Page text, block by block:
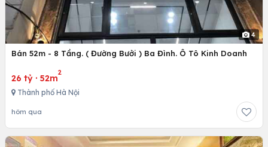
4
Bán 52m - 8 Tầng. ( Đường Bưởi ) Ba Đình. Ô Tô Kinh Doanh
26 tỷ · 52m
2
Thành phố Hà Nội
hôm qua